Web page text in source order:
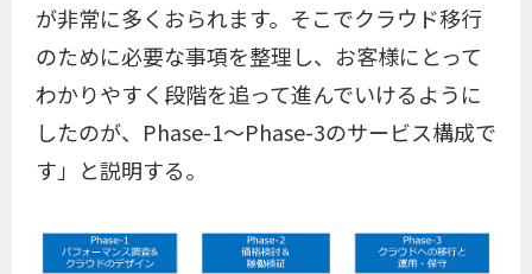
が非常に多くおられます。そこでクラウド移行
のために必要な事項を整理し、お客様にとって
わかりやすく段階を追って進んでいけるように
したのが、Phase-1～Phase-3のサービス構成で
す」と説明する。